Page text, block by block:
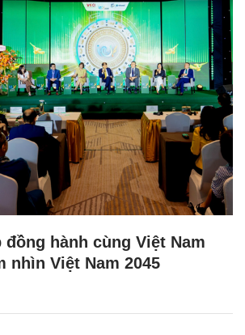
đồng hành cùng Việt Nam
nhìn Việt Nam 2045